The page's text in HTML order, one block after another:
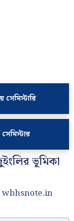
সেমিস্টারি
ভূমিকা
wbhsnote.in